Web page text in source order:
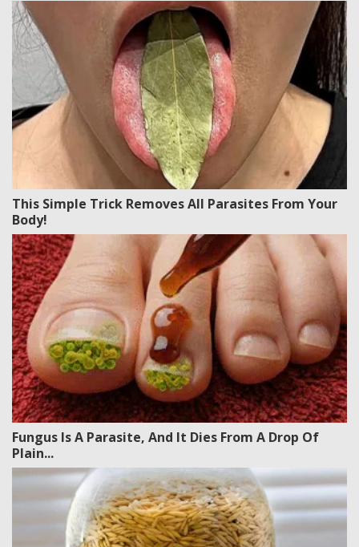
This Simple Trick Removes All Parasites From Your
Body!
Fungus Is A Parasite, And It Dies From A Drop Of
Plain...